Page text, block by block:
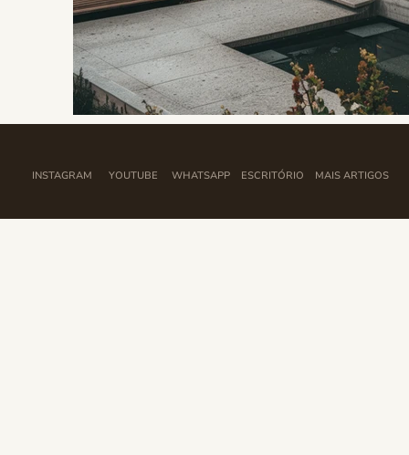
INSTAGRAM YOUTUBE WHATSAPP ESCRITÓRIO MAIS ARTIGOS